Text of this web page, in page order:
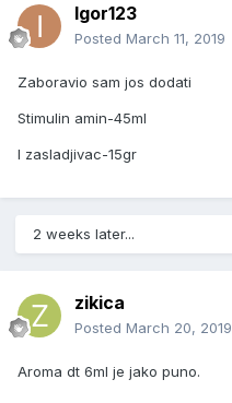
Igor123
Posted March 11, 2019
Zaboravio sam jos dodati
Stimulin amin-45ml
I zasladjivac-15gr
2 weeks later...
zikica
Posted March 20, 2019
Aroma dt 6ml je jako puno.